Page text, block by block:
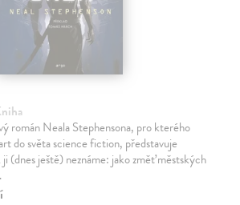
román Neala Stephensona, pro kterého
do světa science fiction, představuje
(dnes ještě) neznáme: jako změť městských